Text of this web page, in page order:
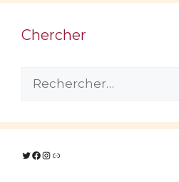
Chercher
Rechercher :
Twitter
Facebook
Instagram
Lien